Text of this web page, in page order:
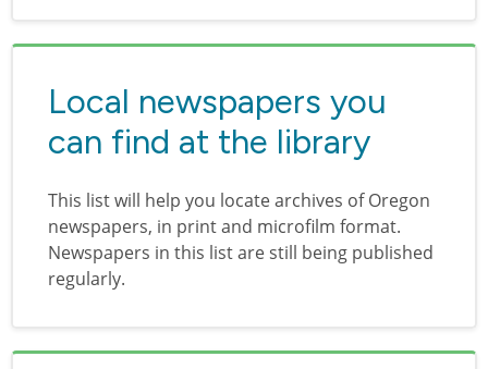
Local newspapers you
can find at the library
This list will help you locate archives of Oregon
newspapers, in print and microfilm format.
Newspapers in this list are still being published
regularly.